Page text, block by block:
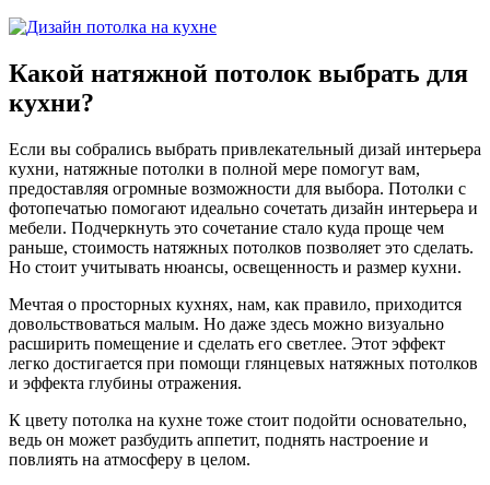
Какой натяжной потолок выбрать для
кухни?
Если вы собрались выбрать привлекательный дизай интерьера
кухни, натяжные потолки в полной мере помогут вам,
предоставляя огромные возможности для выбора. Потолки с
фотопечатью помогают идеально сочетать дизайн интерьера и
мебели. Подчеркнуть это сочетание стало куда проще чем
раньше, стоимость натяжных потолков позволяет это сделать.
Но стоит учитывать нюансы, освещенность и размер кухни.
Мечтая о просторных кухнях, нам, как правило, приходится
довольствоваться малым. Но даже здесь можно визуально
расширить помещение и сделать его светлее. Этот эффект
легко достигается при помощи глянцевых натяжных потолков
и эффекта глубины отражения.
К цвету потолка на кухне тоже стоит подойти основательно,
ведь он может разбудить аппетит, поднять настроение и
повлиять на атмосферу в целом.